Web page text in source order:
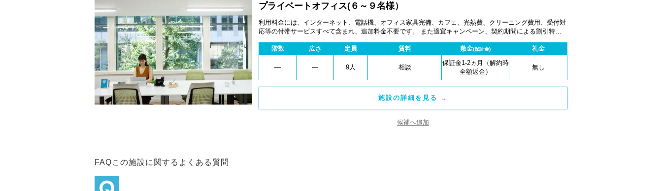
プライベートオフィス(６～９名様）
利用料金には、インターネット、電話機、オフィス家具完備、カフェ、光熱費、クリーニング費用、受付対
応等の付帯サービスすべて含まれ、追加料金不要です。 また適宜キャンペーン、契約期間による割引特典
階数
広さ 定員 賃料 敷金(保証金) 礼金
― ― 9人 相談
保証金1-2ヵ月（解約時
全額返金）
無し
施設の詳細を見る →
候補へ追加
FAQこの施設に関するよくある質問